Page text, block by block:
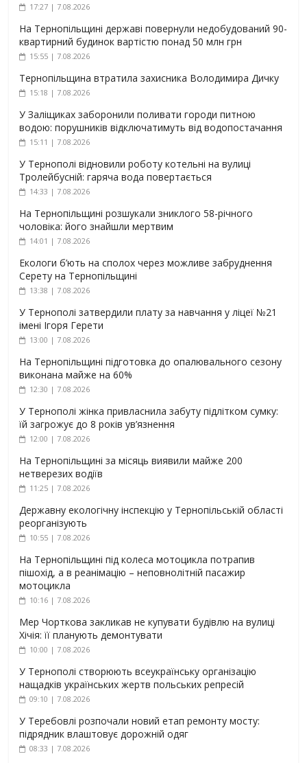
17:27 | 7.08.2026
На Тернопільщині державі повернули недобудований 90-
квартирний будинок вартістю понад 50 млн грн
15:55 | 7.08.2026
Тернопільщина втратила захисника Володимира Дичку
15:18 | 7.08.2026
У Заліщиках заборонили поливати городи питною
водою: порушників відключатимуть від водопостачання
15:11 | 7.08.2026
У Тернополі відновили роботу котельні на вулиці
Тролейбусній: гаряча вода повертається
14:33 | 7.08.2026
На Тернопільщині розшукали зниклого 58-річного
чоловіка: його знайшли мертвим
14:01 | 7.08.2026
Екологи б’ють на сполох через можливе забруднення
Серету на Тернопільщині
13:38 | 7.08.2026
У Тернополі затвердили плату за навчання у ліцеї №21
імені Ігоря Герети
13:00 | 7.08.2026
На Тернопільщині підготовка до опалювального сезону
виконана майже на 60%
12:30 | 7.08.2026
У Тернополі жінка привласнила забуту підлітком сумку:
їй загрожує до 8 років ув’язнення
12:00 | 7.08.2026
На Тернопільщині за місяць виявили майже 200
нетверезих водіїв
11:25 | 7.08.2026
Державну екологічну інспекцію у Тернопільській області
реорганізують
10:55 | 7.08.2026
На Тернопільщині під колеса мотоцикла потрапив
пішохід, а в реанімацію – неповнолітній пасажир
мотоцикла
10:16 | 7.08.2026
Мер Чорткова закликав не купувати будівлю на вулиці
Хічія: її планують демонтувати
10:00 | 7.08.2026
У Тернополі створюють всеукраїнську організацію
нащадків українських жертв польських репресій
09:10 | 7.08.2026
У Теребовлі розпочали новий етап ремонту мосту:
підрядник влаштовує дорожній одяг
08:33 | 7.08.2026